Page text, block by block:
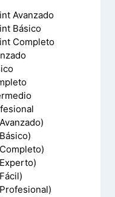
Avanzado
Básico
Completo